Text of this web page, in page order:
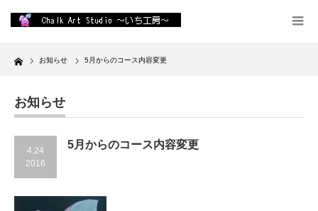
Home お知らせ 5月からのコース内容変更
お知らせ
4.24
2016
5月からのコース内容変更